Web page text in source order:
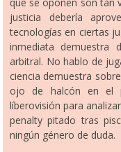
que se oponen son tan
justicia debería
tecnologías en ciertas
inmediata demuestra
arbitral. No hablo de
ciencia demuestra
ojo de halcón en el
líberovisión para
penalty pitado tras
ningún género de duda.